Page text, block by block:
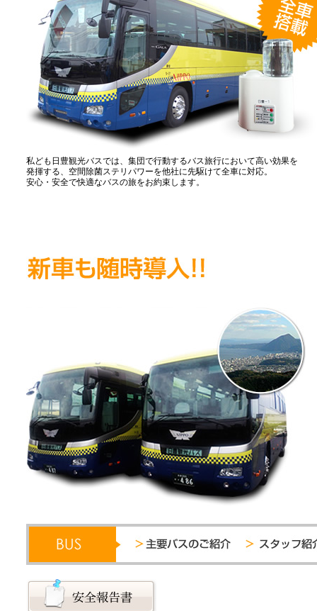
私ども日豊観光バスでは、集団で行動するバス旅行において高い効果を
発揮する、空間除菌ステリパワーを他社に先駆けて全車に対応。
安心・安全で快適なバスの旅をお約束します。